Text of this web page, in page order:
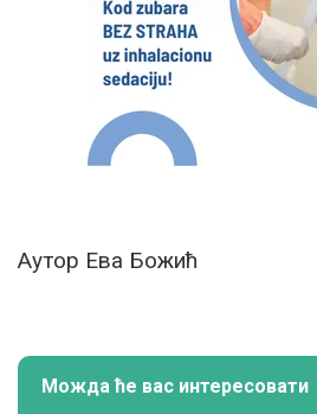
Аутор Ева Божић
Можда ће вас интересовати